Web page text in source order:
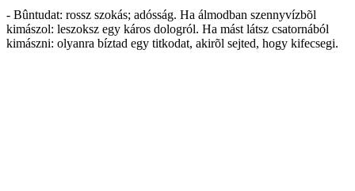
- Bûntudat: rossz szokás; adósság. Ha álmodban szennyvízbõl
kimászol: leszoksz egy káros dologról. Ha mást látsz csatornából
kimászni: olyanra bíztad egy titkodat, akirõl sejted, hogy kifecsegi.